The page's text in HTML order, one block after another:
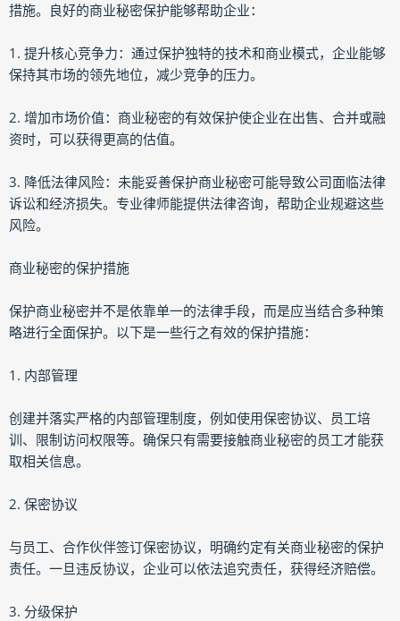
措施。良好的商业秘密保护能够帮助企业：
1. 提升核心竞争力：通过保护独特的技术和商业模式，企业能够
保持其市场的领先地位，减少竞争的压力。
2. 增加市场价值：商业秘密的有效保护使企业在出售、合并或融
资时，可以获得更高的估值。
3. 降低法律风险：未能妥善保护商业秘密可能导致公司面临法律
诉讼和经济损失。专业律师能提供法律咨询，帮助企业规避这些
风险。
商业秘密的保护措施
保护商业秘密并不是依靠单一的法律手段，而是应当结合多种策
略进行全面保护。以下是一些行之有效的保护措施：
1. 内部管理
创建并落实严格的内部管理制度，例如使用保密协议、员工培
训、限制访问权限等。确保只有需要接触商业秘密的员工才能获
取相关信息。
2. 保密协议
与员工、合作伙伴签订保密协议，明确约定有关商业秘密的保护
责任。一旦违反协议，企业可以依法追究责任，获得经济赔偿。
3. 分级保护